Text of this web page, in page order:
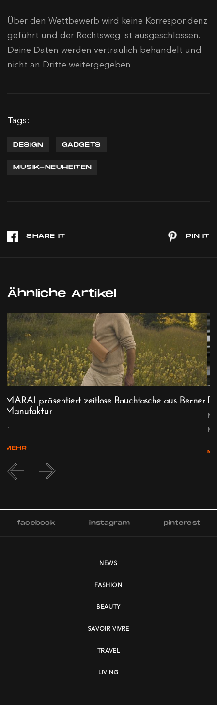
Über den Wettbewerb wird keine Korrespondenz
geführt und der Rechtsweg ist ausgeschlossen.
Deine Daten werden vertraulich behandelt und
nicht an Dritte weitergegeben.
Tags:
DESIGN GADGETS
MUSIK-NEUHEITEN
Ähnliche Artikel
MARAI präsentiert zeitlose Bauchtasche aus Berner
Manufaktur
...
MEHR
facebook instagram pinterest
NEWS
FASHION
BEAUTY
SAVOIR VIVRE
TRAVEL
LIVING